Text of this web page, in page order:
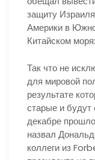
защиту
Америки в
Китайском
Так что не
для мировой
результате
старые и
декабре
назвал
коллеги из